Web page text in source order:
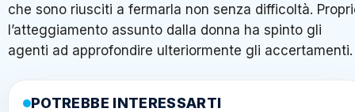
che sono riusciti a fermarla non senza difficoltà.
l’atteggiamento assunto dalla donna ha spinto gli
agenti ad approfondire ulteriormente gli accertamenti.
POTREBBE INTERESSARTI